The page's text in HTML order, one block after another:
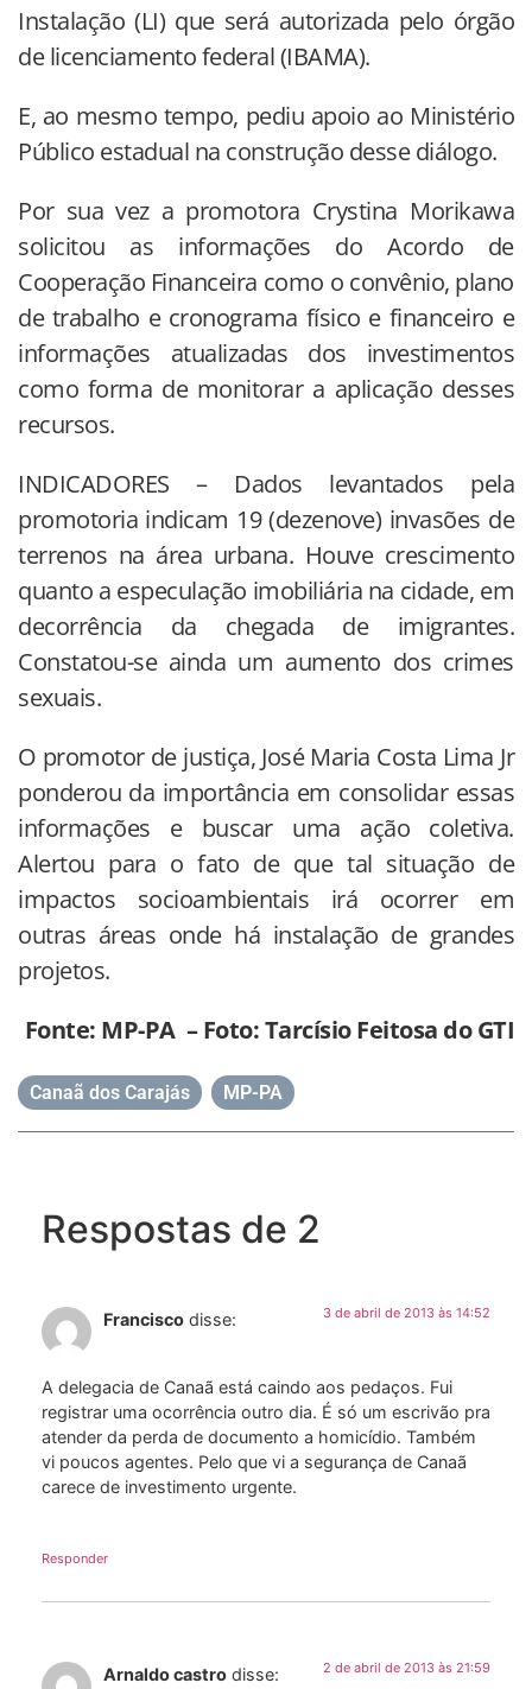
Instalação (LI) que será autorizada pelo órgão
de licenciamento federal (IBAMA).
E, ao mesmo tempo, pediu apoio ao Ministério
Público estadual na construção desse diálogo.
Por sua vez a promotora Crystina Morikawa
solicitou as informações do Acordo de
Cooperação Financeira como o convênio, plano
de trabalho e cronograma físico e financeiro e
informações atualizadas dos investimentos
como forma de monitorar a aplicação desses
recursos.
INDICADORES – Dados levantados pela
promotoria indicam 19 (dezenove) invasões de
terrenos na área urbana. Houve crescimento
quanto a especulação imobiliária na cidade, em
decorrência da chegada de imigrantes.
Constatou-se ainda um aumento dos crimes
sexuais.
O promotor de justiça, José Maria Costa Lima Jr
ponderou da importância em consolidar essas
informações e buscar uma ação coletiva.
Alertou para o fato de que tal situação de
impactos socioambientais irá ocorrer em
outras áreas onde há instalação de grandes
projetos.
Fonte: MP-PA – Foto: Tarcísio Feitosa do GTI
Canaã dos Carajás MP-PA
Respostas de 2
Francisco disse: 3 de abril de 2013 às 14:52
A delegacia de Canaã está caindo aos pedaços. Fui
registrar uma ocorrência outro dia. É só um escrivão pra
atender da perda de documento a homicídio. Também
vi poucos agentes. Pelo que vi a segurança de Canaã
carece de investimento urgente.
Responder
Arnaldo castro disse: 2 de abril de 2013 às 21:59